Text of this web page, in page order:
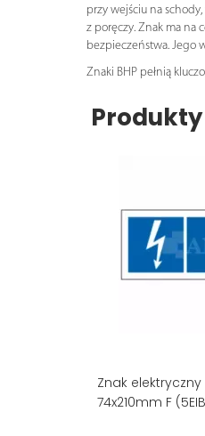
przy wejściu na
z poręczy. Znak ma na
bezpieczeństwa. Jego
Znaki BHP pełnią
Znak
74x210mm F